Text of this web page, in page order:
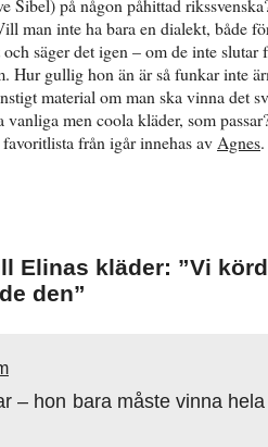
man inte ha bara en dialekt, både
säger det igen – om de inte slutar
Hur gullig hon än är så funkar inte
material om man ska vinna det
men coola kläder, som
från igår innehas av Agnes.
Elinas kläder: ”Vi
den”
– hon bara måste vinna